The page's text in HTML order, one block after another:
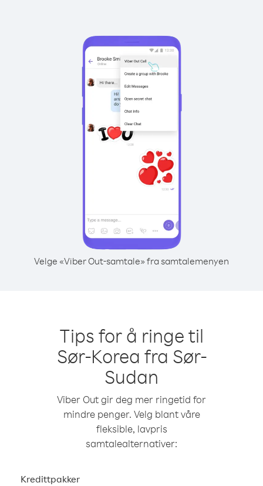
Velge «Viber Out-samtale» fra samtalemenyen
Tips for å ringe til
Sør-Korea fra Sør-
Sudan
Viber Out gir deg mer ringetid for
mindre penger. Velg blant våre
fleksible, lavpris
samtalealternativer:
Kredittpakker